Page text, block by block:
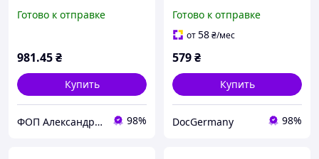
підстаканник
Готово к отправке
981.45₴
Купить
ФОП Александрова Ірина Анатоліївна 98%
комплектект, арт. DA-
15331
Готово к отправке
от58₴/мес
579₴
Купить
DocGermany 98%